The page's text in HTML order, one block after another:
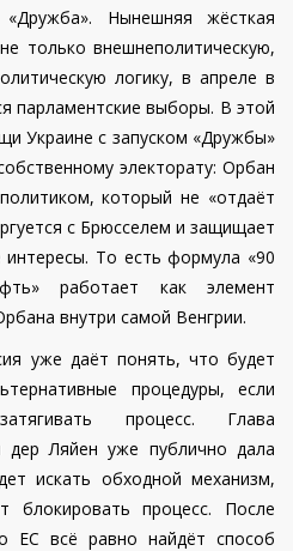
Нынешняя жёсткая
только внешнеполитическую,
логику, в апреле в
парламентские выборы. В этой
Украине с запуском «Дружбы»
электорату: Орбан
который не «отдаёт
с Брюсселем и защищает
интересы. То есть формула «90
работает как элемент
внутри самой Венгрии.
уже даёт понять, что будет
процедуры, если
процесс. Глава
дер Ляйен уже публично дала
искать обходной механизм,
блокировать процесс. После
ЕС всё равно найдёт способ